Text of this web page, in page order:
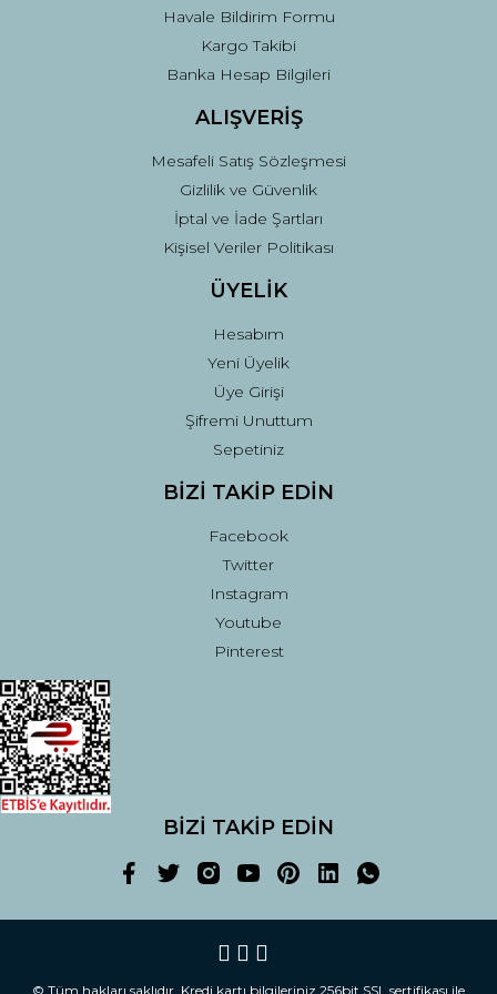
Gönder
Havale Bildirim Formu
Kargo Takibi
Banka Hesap Bilgileri
ALIŞVERİŞ
Mesafeli Satış Sözleşmesi
Gizlilik ve Güvenlik
İptal ve İade Şartları
Kişisel Veriler Politikası
ÜYELİK
Hesabım
Yeni Üyelik
Üye Girişi
Şifremi Unuttum
Sepetiniz
BİZİ TAKİP EDİN
Facebook
Twitter
Instagram
Youtube
Pinterest
BİZİ TAKİP EDİN
© Tüm hakları saklıdır. Kredi kartı bilgileriniz 256bit SSL sertifikası ile